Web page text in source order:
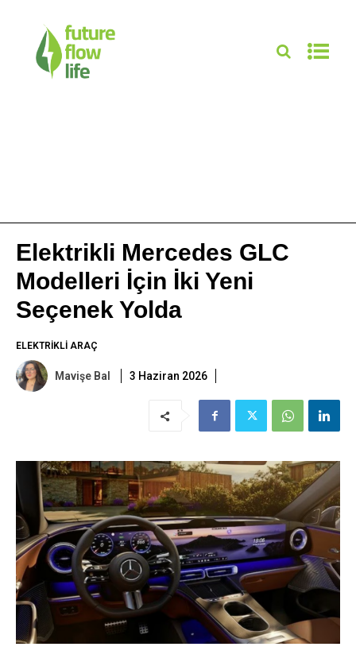
Elektrikli Mercedes GLC
Modelleri İçin İki Yeni
Seçenek Yolda
ELEKTRIKLI ARAÇ
Mavişe Bal 3 Haziran 2026